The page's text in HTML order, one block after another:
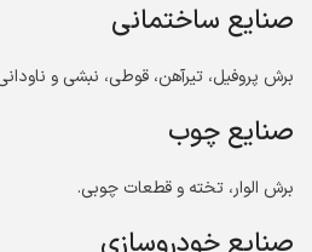
صنایع ساختمانی
برش پروفیل، تیرآهن، قوطی، نبشی و
صنایع چوب
برش الوار، تخته و قطعات چوبی.